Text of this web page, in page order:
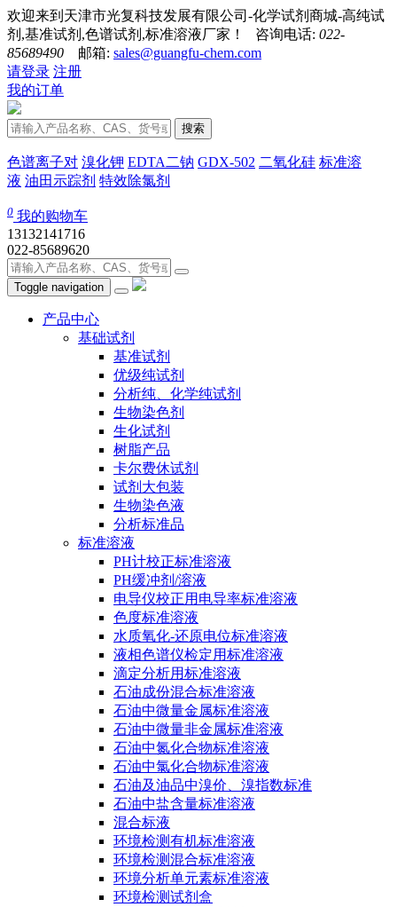
欢迎来到天津市光复科技发展有限公司-化学试剂商城-高纯试
剂,基准试剂,色谱试剂,标准溶液厂家！ 咨询电话: 022-
85689490 邮箱: sales@guangfu-chem.com
请登录 注册
我的订单
搜索
色谱离子对 溴化钾 EDTA二钠 GDX-502 二氧化硅 标准溶
液 油田示踪剂 特效除氯剂
0 我的购物车
13132141716
022-85689620
Toggle navigation
产品中心
基础试剂
基准试剂
优级纯试剂
分析纯、化学纯试剂
生物染色剂
生化试剂
树脂产品
卡尔费休试剂
试剂大包装
生物染色液
分析标准品
标准溶液
PH计校正标准溶液
PH缓冲剂/溶液
电导仪校正用电导率标准溶液
色度标准溶液
水质氧化-还原电位标准溶液
液相色谱仪检定用标准溶液
滴定分析用标准溶液
石油成份混合标准溶液
石油中微量金属标准溶液
石油中微量非金属标准溶液
石油中氮化合物标准溶液
石油中氯化合物标准溶液
石油及油品中溴价、溴指数标准
石油中盐含量标准溶液
混合标液
环境检测有机标准溶液
环境检测混合标准溶液
环境分析单元素标准溶液
环境检测试剂盒